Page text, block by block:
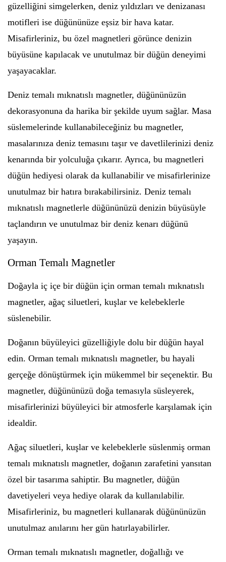
güzelliğini simgelerken, deniz yıldızları ve denizanası
motifleri ise düğününüze eşsiz bir hava katar.
Misafirleriniz, bu özel magnetleri görünce denizin
büyüsüne kapılacak ve unutulmaz bir düğün deneyimi
yaşayacaklar.
Deniz temalı mıknatıslı magnetler, düğününüzün
dekorasyonuna da harika bir şekilde uyum sağlar. Masa
süslemelerinde kullanabileceğiniz bu magnetler,
masalarınıza deniz temasını taşır ve davetlilerinizi deniz
kenarında bir yolculuğa çıkarır. Ayrıca, bu magnetleri
düğün hediyesi olarak da kullanabilir ve misafirlerinize
unutulmaz bir hatıra bırakabilirsiniz. Deniz temalı
mıknatıslı magnetlerle düğününüzü denizin büyüsüyle
taçlandırın ve unutulmaz bir deniz kenarı düğünü
yaşayın.
Orman Temalı Magnetler
Doğayla iç içe bir düğün için orman temalı mıknatıslı
magnetler, ağaç siluetleri, kuşlar ve kelebeklerle
süslenebilir.
Doğanın büyüleyici güzelliğiyle dolu bir düğün hayal
edin. Orman temalı mıknatıslı magnetler, bu hayali
gerçeğe dönüştürmek için mükemmel bir seçenektir. Bu
magnetler, düğününüzü doğa temasıyla süsleyerek,
misafirlerinizi büyüleyici bir atmosferle karşılamak için
idealdir.
Ağaç siluetleri, kuşlar ve kelebeklerle süslenmiş orman
temalı mıknatıslı magnetler, doğanın zarafetini yansıtan
özel bir tasarıma sahiptir. Bu magnetler, düğün
davetiyeleri veya hediye olarak da kullanılabilir.
Misafirleriniz, bu magnetleri kullanarak düğününüzün
unutulmaz anılarını her gün hatırlayabilirler.
Orman temalı mıknatıslı magnetler, doğallığı ve